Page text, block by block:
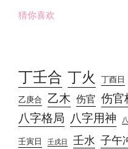
猜你喜欢
丁壬合 丁火 丁酉日
乙庚合 乙木 伤官 伤官
八字格局 八字用神
壬寅日 壬戌日 壬水 子午